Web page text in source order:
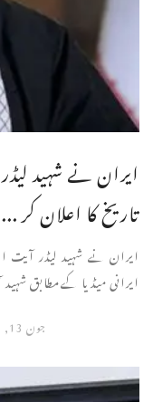
ایران نے شہید
تاریخ کا اعلان کر ...
ایران نے شہید لیڈر آیت
ایرانی میڈیا کےمطابق
جون 13, 2026